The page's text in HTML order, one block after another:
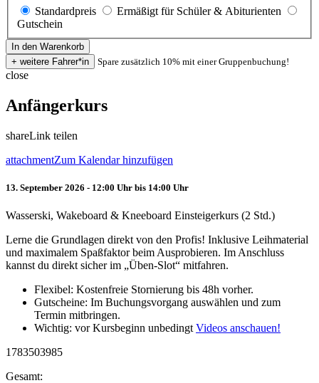
Standardpreis
Ermäßigt für Schüler & Abiturienten
Gutschein
Spare zusätzlich 10% mit einer Gruppenbuchung!
close
Anfängerkurs
shareLink teilen
attachmentZum Kalendar hinzufügen
13. September 2026 - 12:00 Uhr bis 14:00 Uhr
Wasserski, Wakeboard & Kneeboard Einsteigerkurs (2 Std.)
Lerne die Grundlagen direkt von den Profis! Inklusive Leihmaterial
und maximalem Spaßfaktor beim Ausprobieren. Im Anschluss
kannst du direkt sicher im „Üben-Slot“ mitfahren.
Flexibel: Kostenfreie Stornierung bis 48h vorher.
Gutscheine: Im Buchungsvorgang auswählen und zum
Termin mitbringen.
Wichtig: vor Kursbeginn unbedingt Videos anschauen!
1783503985
Gesamt: